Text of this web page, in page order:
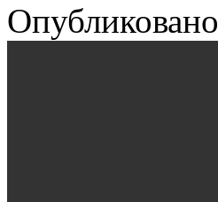
Опубликовано